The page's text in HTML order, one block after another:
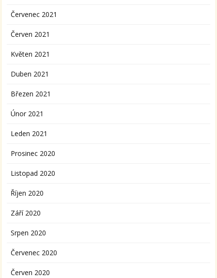
Červenec 2021
Červen 2021
Květen 2021
Duben 2021
Březen 2021
Únor 2021
Leden 2021
Prosinec 2020
Listopad 2020
Říjen 2020
Září 2020
Srpen 2020
Červenec 2020
Červen 2020